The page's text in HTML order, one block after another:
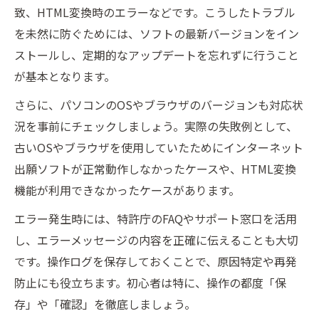
致、HTML変換時のエラーなどです。こうしたトラブル
を未然に防ぐためには、ソフトの最新バージョンをイン
ストールし、定期的なアップデートを忘れずに行うこと
が基本となります。
さらに、パソコンのOSやブラウザのバージョンも対応状
況を事前にチェックしましょう。実際の失敗例として、
古いOSやブラウザを使用していたためにインターネット
出願ソフトが正常動作しなかったケースや、HTML変換
機能が利用できなかったケースがあります。
エラー発生時には、特許庁のFAQやサポート窓口を活用
し、エラーメッセージの内容を正確に伝えることも大切
です。操作ログを保存しておくことで、原因特定や再発
防止にも役立ちます。初心者は特に、操作の都度「保
存」や「確認」を徹底しましょう。